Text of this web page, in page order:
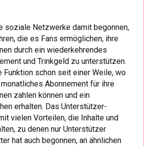
soziale Netzwerke damit begonnen,
die es Fans ermöglichen, ihre
durch ein wiederkehrendes
und Trinkgeld zu unterstützen.
Funktion schon seit einer Weile, wo
Abonnement für ihre
zahlen können und ein
erhalten. Das Unterstützer-
vielen Vorteilen, die Inhalte und
zu denen nur Unterstützer
hat auch begonnen, an ähnlichen